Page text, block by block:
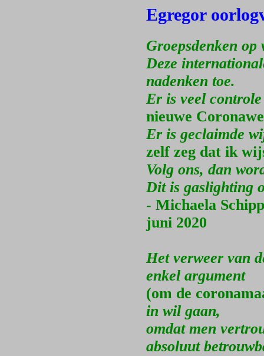
Egregor
Groepsdenken
Deze
nadenken toe.
Er is veel
nieuwe
Er is geclaimde
zelf zeg dat ik
Volg ons, dan
Dit is gaslighting
- Michaela
juni 2020
Het verweer van
enkel argument
(om de
in wil gaan,
omdat men
absoluut